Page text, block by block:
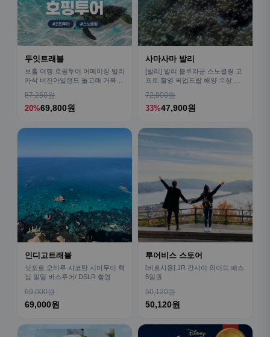
두잇트래블
보홀 여행 호핑투어 어메이징 발리
카삭 버진아일랜드 돌고래 거북이
87,250원
20%69,800원
사마사마 발리
[발리] 발리 블루라군 스노쿨링 고
프로 촬영 픽업드랍 해양 수상 액
72,000원
33%47,900원
인디고트래블
삿포로 오타루 샤코탄 시마무이 핵
심 일일 버스투어/ DSLR 촬영
69,000원
69,000원
투어비스 스토어
[바로사용] JR 간사이 와이드 패스
5일권
50,120원
50,120원